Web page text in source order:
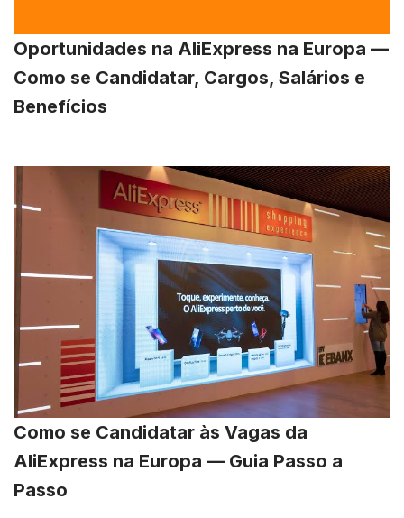
Oportunidades na AliExpress na Europa —
Como se Candidatar, Cargos, Salários e
Benefícios
Como se Candidatar às Vagas da
AliExpress na Europa — Guia Passo a
Passo